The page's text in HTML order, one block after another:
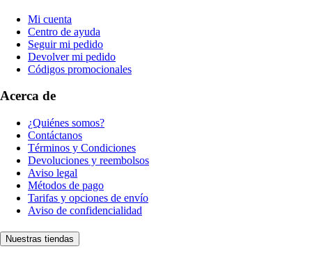
Mi cuenta
Centro de ayuda
Seguir mi pedido
Devolver mi pedido
Códigos promocionales
Acerca de
¿Quiénes somos?
Contáctanos
Términos y Condiciones
Devoluciones y reembolsos
Aviso legal
Métodos de pago
Tarifas y opciones de envío
Aviso de confidencialidad
Nuestras tiendas